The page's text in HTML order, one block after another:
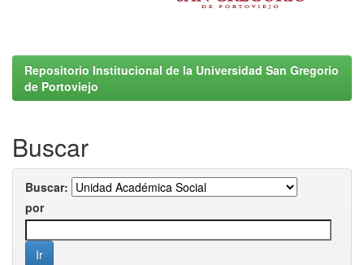
Repositorio Institucional de la Universidad San Gregorio
de Portoviejo
Buscar
Buscar:
por